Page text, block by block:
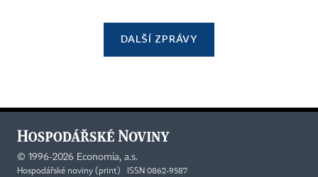
DALŠÍ ZPRÁVY
© 1996-2026 Economia, a.s.
Hospodářské noviny (print) ISSN 0862-9587